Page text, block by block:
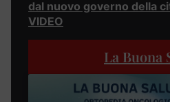
dal nuovo governo della
VIDEO
La Buona